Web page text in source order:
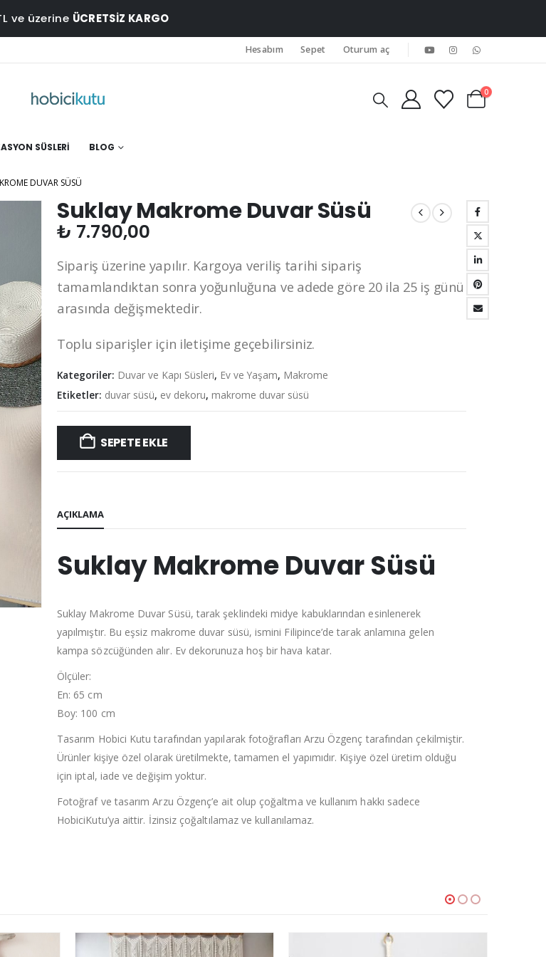
ve üzerine ÜCRETSİZ KARGO
Hesabım Sepet Oturum aç
0
SÜSLERI BLOG
DUVAR SÜSÜ
Suklay Makrome Duvar Süsü
₺ 7.790,00
Sipariş üzerine yapılır. Kargoya veriliş tarihi sipariş
tamamlandıktan sonra yoğunluğuna ve adede göre 20 ila 25 iş günü
arasında değişmektedir.
Toplu siparişler için iletişime geçebilirsiniz.
Kategoriler: Duvar ve Kapı Süsleri, Ev ve Yaşam, Makrome
Etiketler: duvar süsü, ev dekoru, makrome duvar süsü
SEPETE EKLE
AÇIKLAMA
Suklay Makrome Duvar Süsü
Suklay Makrome Duvar Süsü, tarak şeklindeki midye kabuklarından esinlenerek
yapılmıştır. Bu eşsiz makrome duvar süsü, ismini Filipince’de tarak anlamına gelen
kampa sözcüğünden alır. Ev dekorunuza hoş bir hava katar.
Ölçüler:
En: 65 cm
Boy: 100 cm
Tasarım Hobici Kutu tarafından yapılarak fotoğrafları Arzu Özgenç tarafından çekilmiştir.
Ürünler kişiye özel olarak üretilmekte, tamamen el yapımıdır. Kişiye özel üretim olduğu
için iptal, iade ve değişim yoktur.
Fotoğraf ve tasarım Arzu Özgenç’e ait olup çoğaltma ve kullanım hakkı sadece
HobiciKutu’ya aittir. İzinsiz çoğaltılamaz ve kullanılamaz.